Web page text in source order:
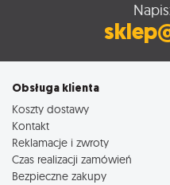
Obsługa klienta
Koszty dostawy
Kontakt
Reklamacje i zwroty
Czas realizacji zamówień
Bezpieczne zakupy